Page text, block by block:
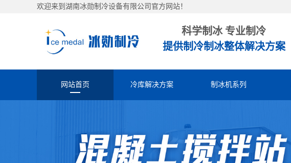
欢迎来到湖南冰勋制冷设备有限公司官方网站！
科学制冰 专业制冷
提供制冷制冰整体解决方案
网站首页 冷库解决方案 制冰机系列